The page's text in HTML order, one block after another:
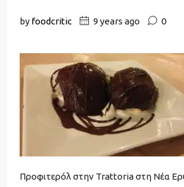
by foodcritic 9 years ago 0
Προφιτερόλ στην Trattoria στη Νέα